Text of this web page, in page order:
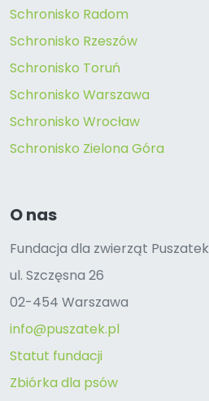
Schronisko Radom
Schronisko Rzeszów
Schronisko Toruń
Schronisko Warszawa
Schronisko Wrocław
Schronisko Zielona Góra
O nas
Fundacja dla zwierząt Puszatek
ul. Szczęsna 26
02-454 Warszawa
info@puszatek.pl
Statut fundacji
Zbiórka dla psów